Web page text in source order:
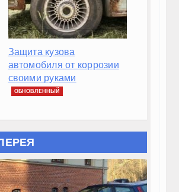
Защита кузова
автомобиля от коррозии
своими руками
ОБНОВЛЕННЫЙ